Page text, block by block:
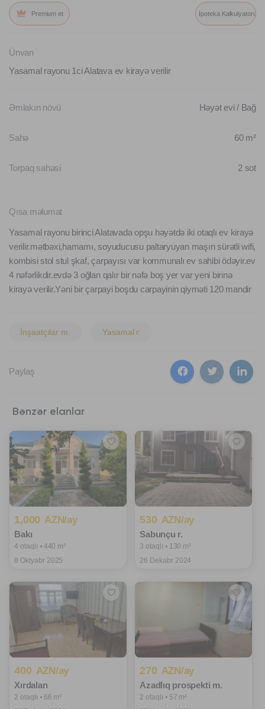
Premium et İpoteka Kalkulyatoru
Ünvan
Yasamal rayonu 1ci Alatava ev kirayə verilir
Əmlakın növü Həyət evi / Bağ
Sahə 60 m²
Torpaq sahəsi 2 sot
Qısa məlumat
Yasamal rayonu birinci Alatavada opşu həyətdə iki otaqlı ev kirayə
verilir.mətbəxi,hamamı, soyuducusu paltaryuyan maşın sürətli wifi,
kombisi stol stul şkaf, çarpayısı var kommunalı ev sahibi ödəyir.ev
4 nəfərlikdir.evdə 3 oğlan qalır bir nəfə boş yer var yeni birinə
kirayə verilir.Yəni bir çarpayi boşdu carpayinin qiyməti 120 mandir
İnşaatçılar m. Yasamal r.
Paylaş
Bənzər elanlar
1,000 AZN/ay
Bakı
4 otaqlı ⦁ 440 m²
8 Oktyabr 2025
530 AZN/ay
Sabunçu r.
3 otaqlı ⦁ 130 m²
26 Dekabr 2024
400 AZN/ay
Xırdalan
2 otaqlı ⦁ 66 m²
270 AZN/ay
Azadlıq prospekti m.
2 otaqlı ⦁ 57 m²